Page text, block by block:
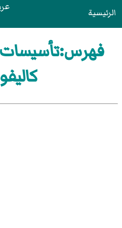
الرئيسية